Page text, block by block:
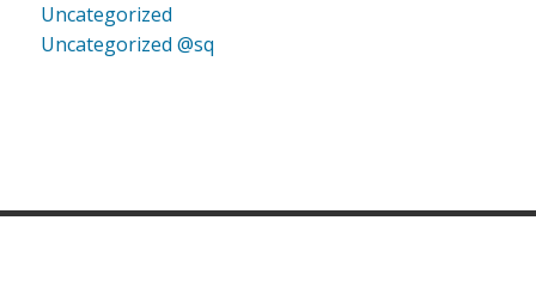
Uncategorized
Uncategorized @sq